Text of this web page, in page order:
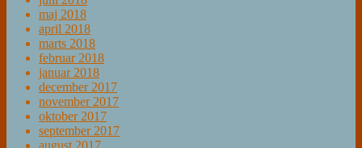
maj 2018
april 2018
marts 2018
februar 2018
januar 2018
december 2017
november 2017
oktober 2017
september 2017
august 2017